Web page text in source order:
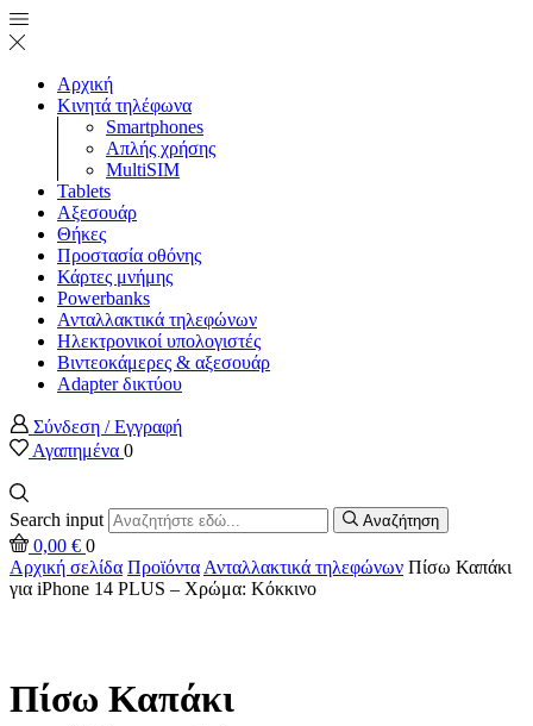
Αρχική
Κινητά τηλέφωνα
Smartphones
Απλής χρήσης
MultiSIM
Tablets
Αξεσουάρ
Θήκες
Προστασία οθόνης
Κάρτες μνήμης
Powerbanks
Ανταλλακτικά τηλεφώνων
Ηλεκτρονικοί υπολογιστές
Βιντεοκάμερες & αξεσουάρ
Adapter δικτύου
Σύνδεση / Εγγραφή
Αγαπημένα 0
Search input Αναζήτηση
0,00 € 0
Αρχική σελίδα Προϊόντα Ανταλλακτικά τηλεφώνων Πίσω Καπάκι
για iPhone 14 PLUS – Χρώμα: Κόκκινο
Πίσω Καπάκι